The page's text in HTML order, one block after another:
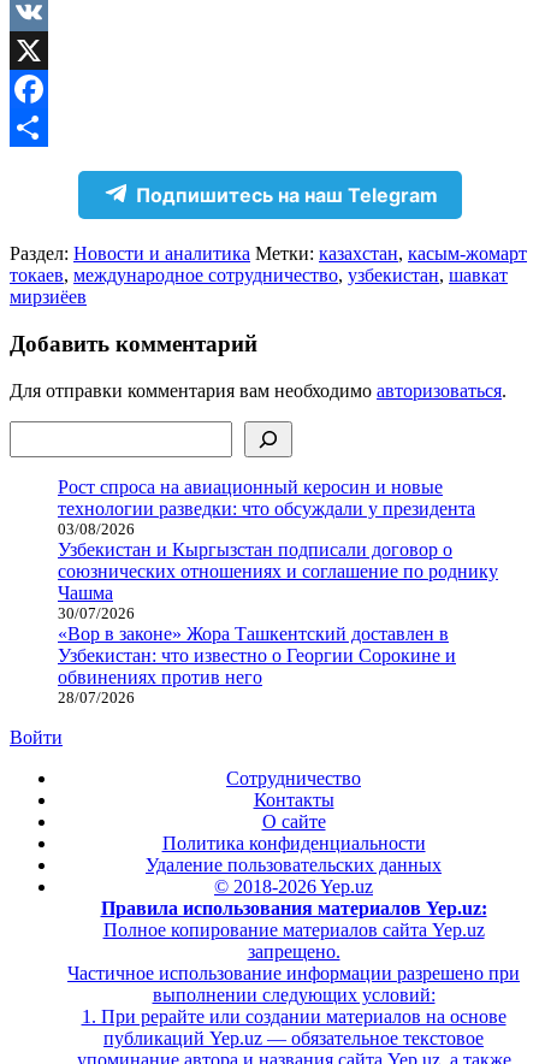
Odnoklassniki
VK
X
Facebook
Подпишитесь на наш Telegram
Раздел: Новости и аналитика Метки: казахстан, касым-жомарт
токаев, международное сотрудничество, узбекистан, шавкат
мирзиёев
Добавить комментарий
Для отправки комментария вам необходимо авторизоваться.
Рост спроса на авиационный керосин и новые
технологии разведки: что обсуждали у президента
03/08/2026
Узбекистан и Кыргызстан подписали договор о
союзнических отношениях и соглашение по роднику
Чашма
30/07/2026
«Вор в законе» Жора Ташкентский доставлен в
Узбекистан: что известно о Георгии Сорокине и
обвинениях против него
28/07/2026
Войти
Сотрудничество
Контакты
О сайте
Политика конфиденциальности
Удаление пользовательских данных
© 2018-2026 Yep.uz
Правила использования материалов Yep.uz:
Полное копирование материалов сайта Yep.uz
запрещено.
Частичное использование информации разрешено при
выполнении следующих условий:
1. При рерайте или создании материалов на основе
публикаций Yep.uz — обязательное текстовое
упоминание автора и названия сайта Yep.uz, а также